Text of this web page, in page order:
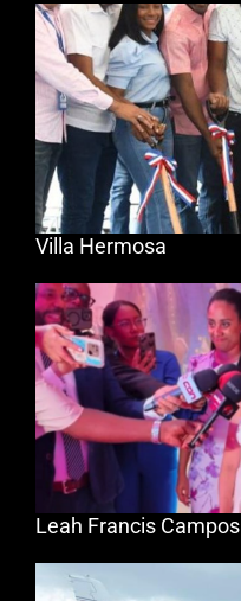
Villa Hermosa
Leah Francis Campos